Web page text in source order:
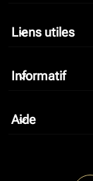
Liens utiles
keyboard_arrow_down
Informatif
keyboard_arrow_down
Aide
keyboard_arrow_down